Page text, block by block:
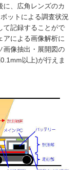
に、広角レンズのカ
ットによる調査状況
て記録することがで
アによる画像解析に
画像抽出・展開図の
0.1mm以上)が行えま